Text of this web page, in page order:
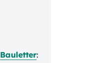
Bauletter: